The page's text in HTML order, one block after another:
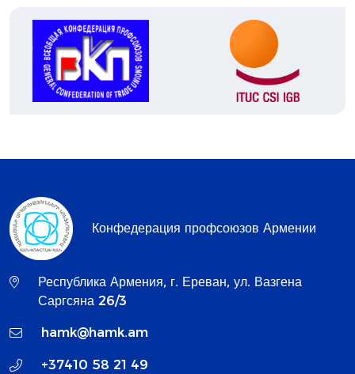
Конфедерация профсоюзов Армении
Республика Армения, г. Ереван, ул. Вазгена
Саргсяна 26/3
hamk@hamk.am
+37410 58 21 49